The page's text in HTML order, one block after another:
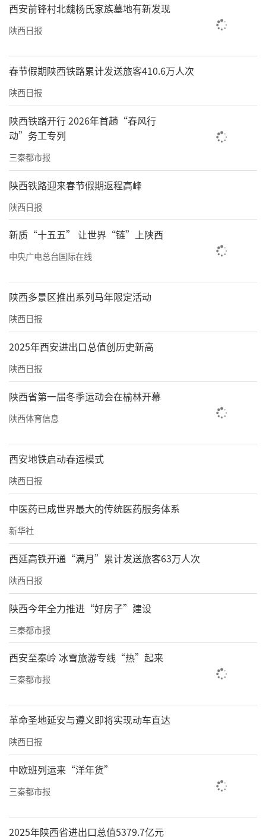
西安前锋村北魏杨氏家族墓地有新发现
陕西日报
春节假期陕西铁路累计发送旅客410.6万人次
陕西日报
陕西铁路开行 2026年首趟“春风行
动”务工专列
三秦都市报
陕西铁路迎来春节假期返程高峰
陕西日报
新质“十五五” 让世界“链”上陕西
中央广电总台国际在线
陕西多景区推出系列马年限定活动
陕西日报
2025年西安进出口总值创历史新高
陕西日报
陕西省第一届冬季运动会在榆林开幕
陕西体育信息
西安地铁启动春运模式
陕西日报
中医药已成世界最大的传统医药服务体系
新华社
西延高铁开通“满月”累计发送旅客63万人次
陕西日报
陕西今年全力推进“好房子”建设
三秦都市报
西安至秦岭 冰雪旅游专线“热”起来
三秦都市报
革命圣地延安与遵义即将实现动车直达
陕西日报
中欧班列运来“洋年货”
三秦都市报
2025年陕西省进出口总值5379.7亿元